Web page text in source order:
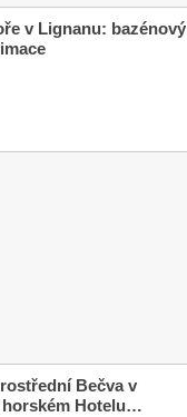
v Lignanu: bazénový
Bečva v
Hotelu…